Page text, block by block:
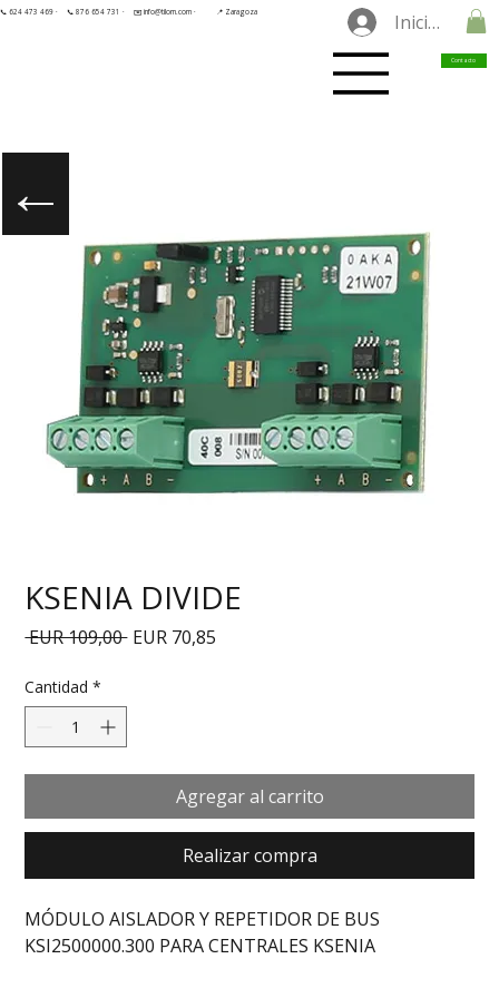
📞 624 473 469 · 📞 876 654 731 · ✉️ info@tilorn.com · 📍 Zaragoza Iniciar
Contacto
KSENIA DIVIDE
EUR 109,00 Precio
EUR 70,85
Cantidad *
Agregar al carrito
Realizar compra
MÓDULO AISLADOR Y REPETIDOR DE BUS
KSI2500000.300 PARA CENTRALES KSENIA
←